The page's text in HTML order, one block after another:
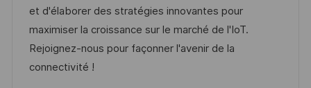
d
e
r
D
g
o
r
i
et d'élaborer des stratégies innovantes pour
maximiser la croissance sur le marché de l'IoT.
Rejoignez-nous pour façonner l'avenir de la
connectivité !